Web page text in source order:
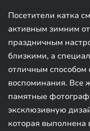
Посетители катка
активным зимним
праздничным
близкими, а
отличным
воспоминания. Все
памятные
эксклюзивную
которая выполнена